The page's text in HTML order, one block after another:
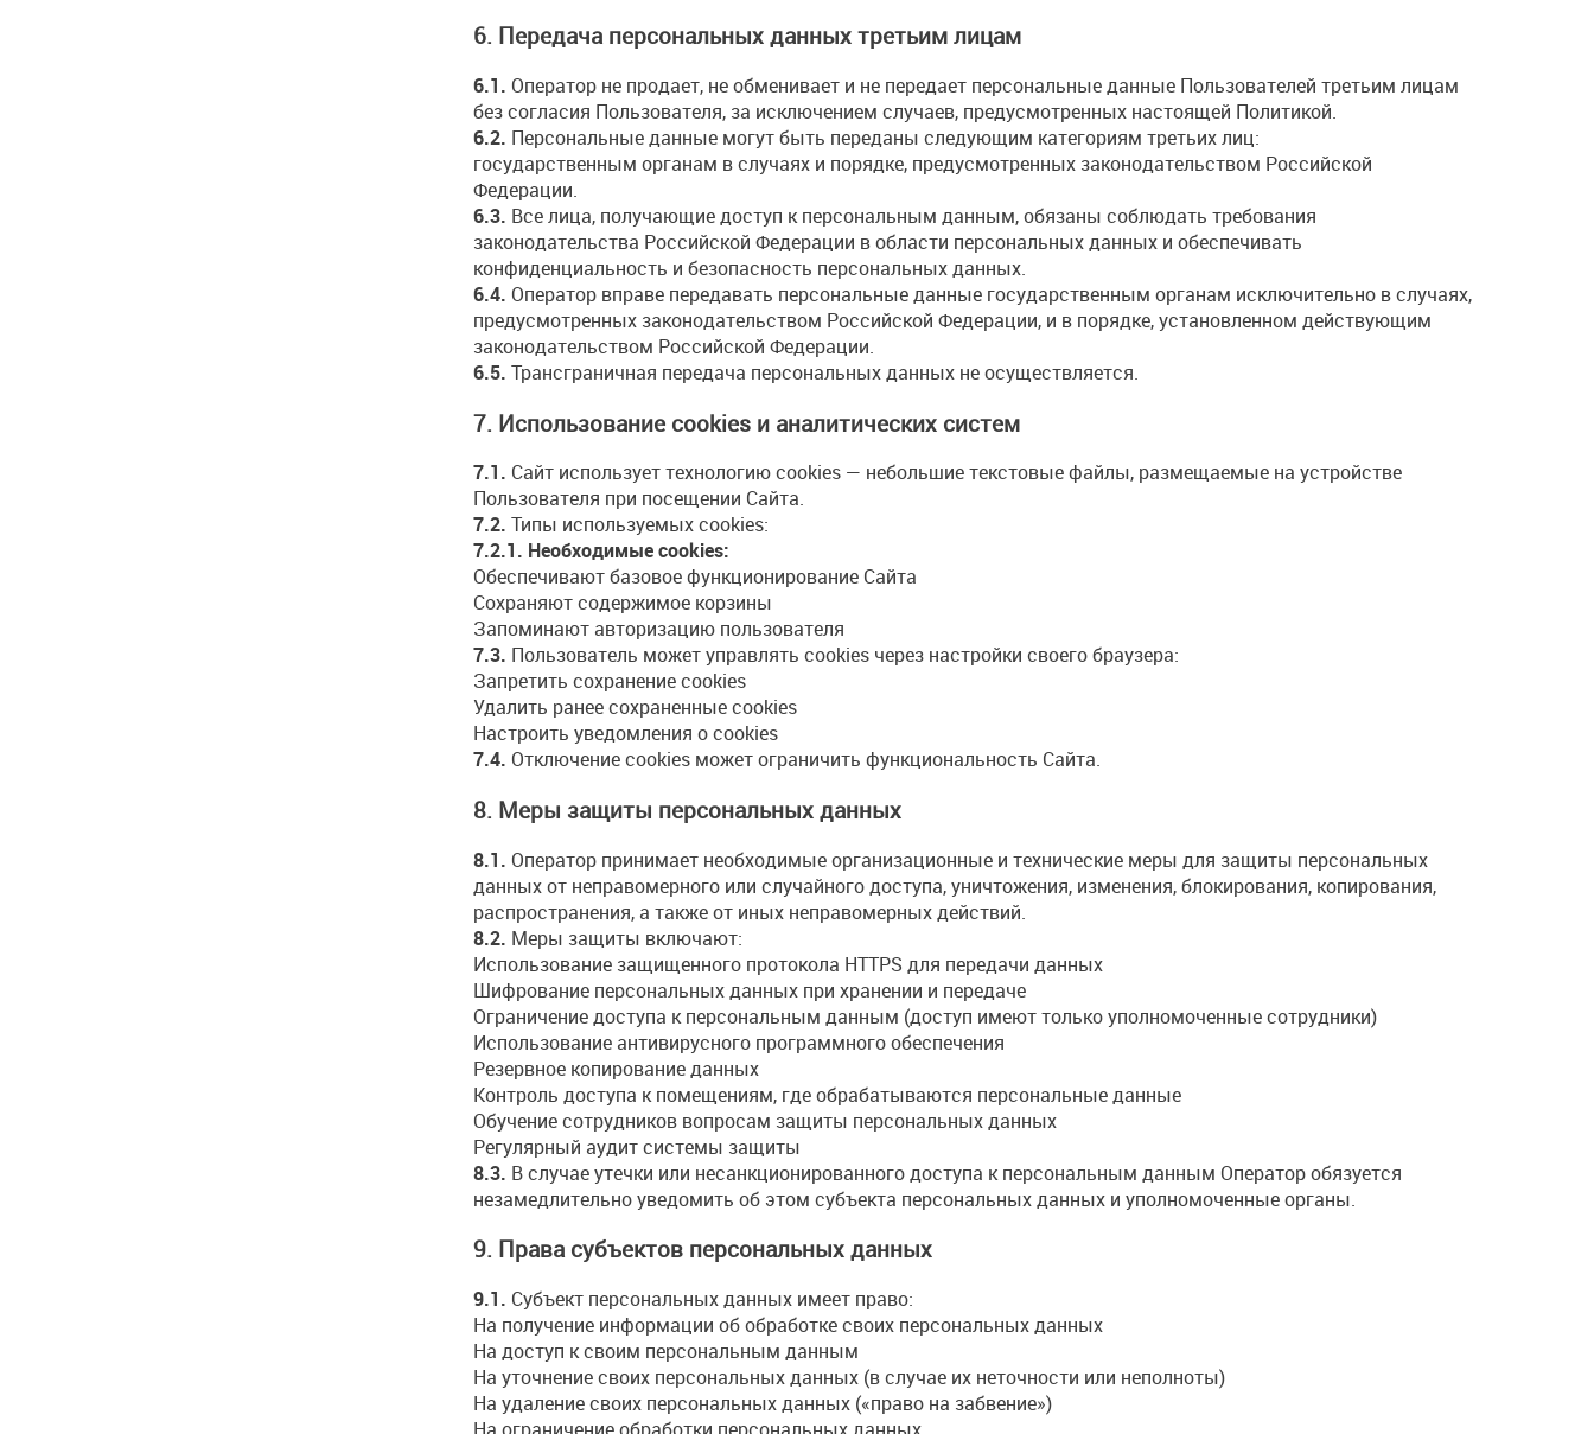
6. Передача персональных данных третьим лицам
6.1. Оператор не продает, не обменивает и не передает персональные данные Пользователей третьим лицам
без согласия Пользователя, за исключением случаев, предусмотренных настоящей Политикой.
6.2. Персональные данные могут быть переданы следующим категориям третьих лиц:
государственным органам в случаях и порядке, предусмотренных законодательством Российской
Федерации.
6.3. Все лица, получающие доступ к персональным данным, обязаны соблюдать требования
законодательства Российской Федерации в области персональных данных и обеспечивать
конфиденциальность и безопасность персональных данных.
6.4. Оператор вправе передавать персональные данные государственным органам исключительно в случаях,
предусмотренных законодательством Российской Федерации, и в порядке, установленном действующим
законодательством Российской Федерации.
6.5. Трансграничная передача персональных данных не осуществляется.
7. Использование cookies и аналитических систем
7.1. Сайт использует технологию cookies — небольшие текстовые файлы, размещаемые на устройстве
Пользователя при посещении Сайта.
7.2. Типы используемых cookies:
7.2.1. Необходимые cookies:
Обеспечивают базовое функционирование Сайта
Сохраняют содержимое корзины
Запоминают авторизацию пользователя
7.3. Пользователь может управлять cookies через настройки своего браузера:
Запретить сохранение cookies
Удалить ранее сохраненные cookies
Настроить уведомления о cookies
7.4. Отключение cookies может ограничить функциональность Сайта.
8. Меры защиты персональных данных
8.1. Оператор принимает необходимые организационные и технические меры для защиты персональных
данных от неправомерного или случайного доступа, уничтожения, изменения, блокирования, копирования,
распространения, а также от иных неправомерных действий.
8.2. Меры защиты включают:
Использование защищенного протокола HTTPS для передачи данных
Шифрование персональных данных при хранении и передаче
Ограничение доступа к персональным данным (доступ имеют только уполномоченные сотрудники)
Использование антивирусного программного обеспечения
Резервное копирование данных
Контроль доступа к помещениям, где обрабатываются персональные данные
Обучение сотрудников вопросам защиты персональных данных
Регулярный аудит системы защиты
8.3. В случае утечки или несанкционированного доступа к персональным данным Оператор обязуется
незамедлительно уведомить об этом субъекта персональных данных и уполномоченные органы.
9. Права субъектов персональных данных
9.1. Субъект персональных данных имеет право:
На получение информации об обработке своих персональных данных
На доступ к своим персональным данным
На уточнение своих персональных данных (в случае их неточности или неполноты)
На удаление своих персональных данных («право на забвение»)